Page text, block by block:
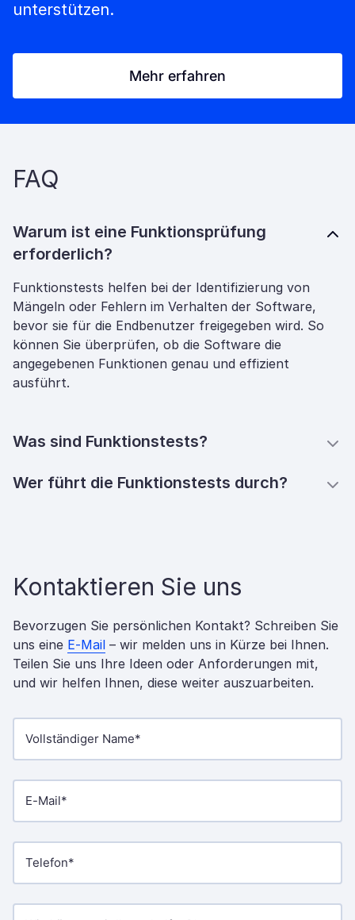
unterstützen.
Mehr erfahren
FAQ
Warum ist eine Funktionsprüfung
erforderlich?
Funktionstests helfen bei der Identifizierung von
Mängeln oder Fehlern im Verhalten der Software,
bevor sie für die Endbenutzer freigegeben wird. So
können Sie überprüfen, ob die Software die
angegebenen Funktionen genau und effizient
ausführt.
Was sind Funktionstests?
Wer führt die Funktionstests durch?
Kontaktieren Sie uns
Bevorzugen Sie persönlichen Kontakt? Schreiben Sie
uns eine E-Mail – wir melden uns in Kürze bei Ihnen.
Teilen Sie uns Ihre Ideen oder Anforderungen mit,
und wir helfen Ihnen, diese weiter auszuarbeiten.